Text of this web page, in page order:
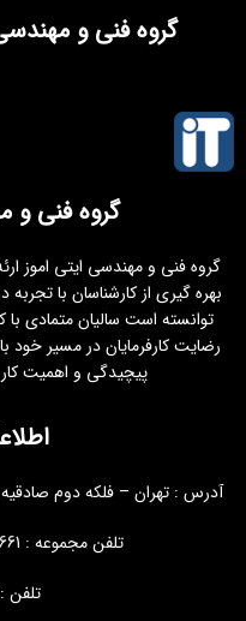
گروه فنی و
گروه فنی و
بهره گیری از کارشناسان با
توانسته است سالیان متمادی
رضایت کارفرمایان در مسیر خود
پیچیدگی و اهمیت
آدرس : تهران – فلکه دوم صادقیه –
تلفن مجموعه : 02192004661 – 02192004662
تلفن : 09121176451